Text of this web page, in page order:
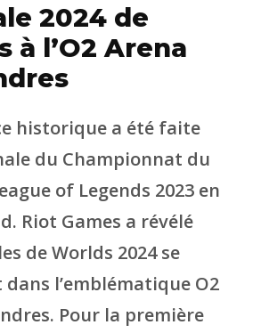
2024 de
à l’O2 Arena
historique a été faite
du Championnat du
of Legends 2023 en
Riot Games a révélé
de Worlds 2024 se
l’emblématique O2
Pour la première